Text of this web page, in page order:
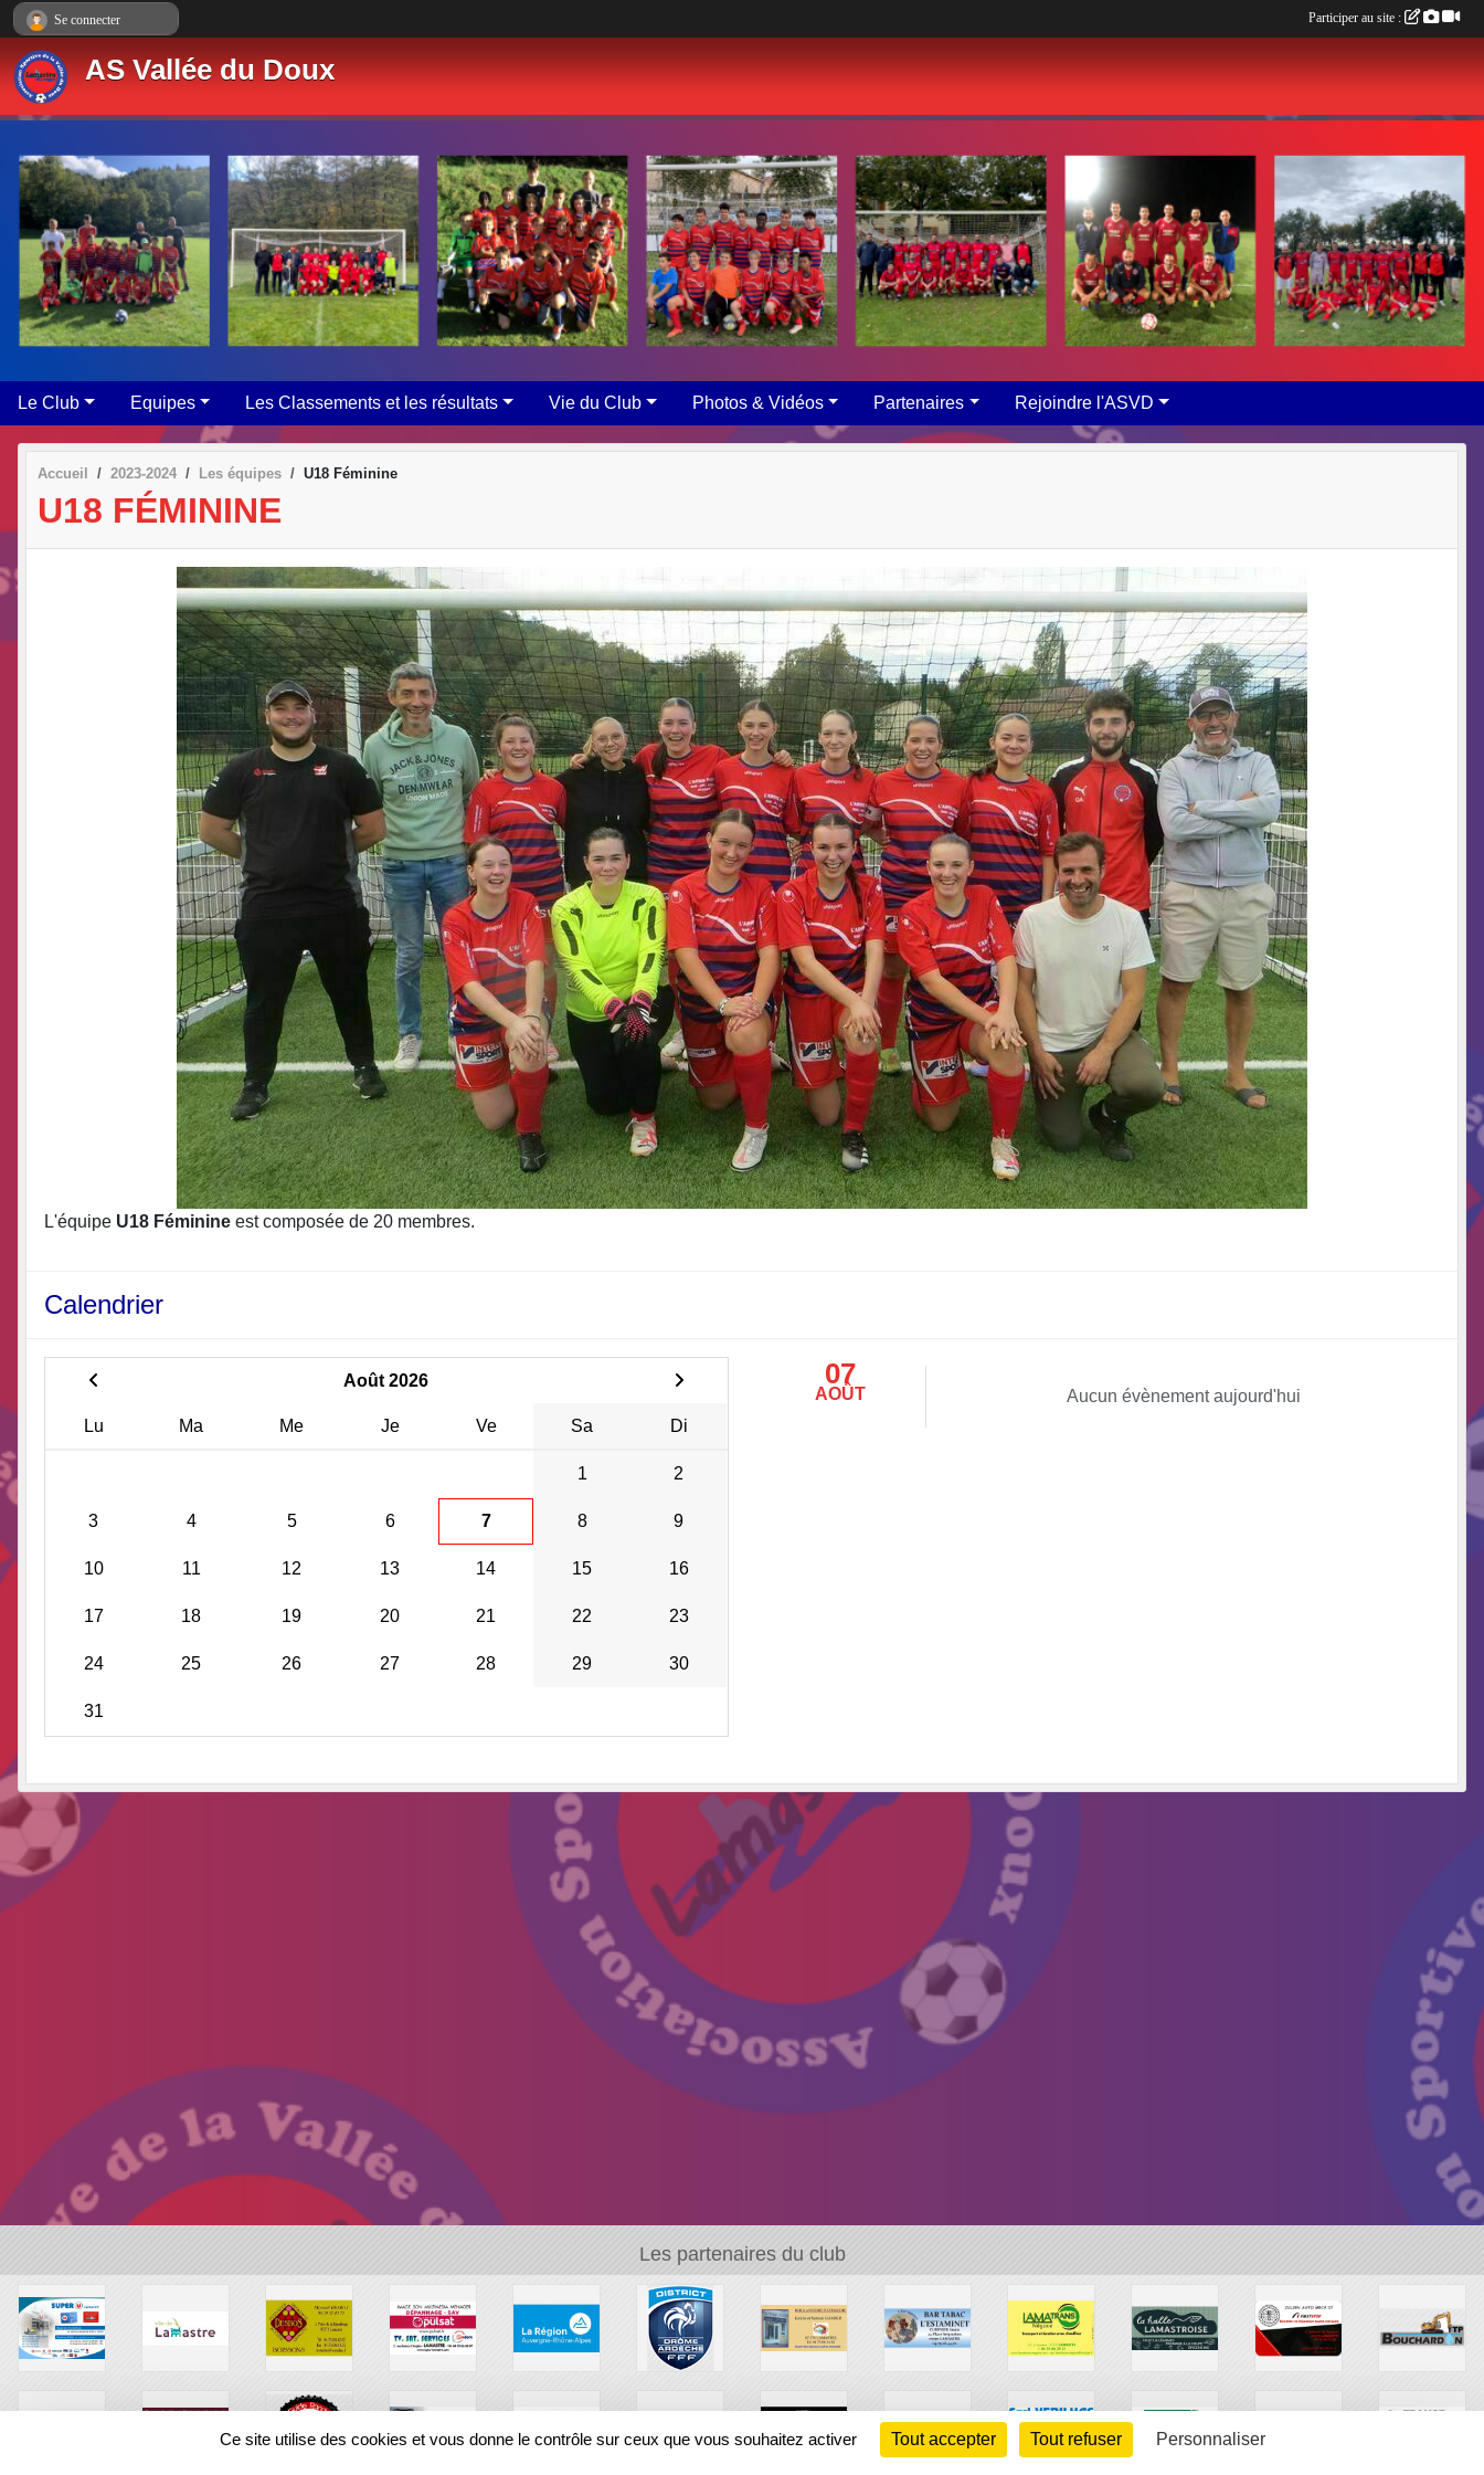
AS Vallée du Doux
Le Club Equipes Les Classements et les résultats Vie du Club Photos & Vidéos Partenaires Rejoindre l'ASVD
Accueil 2023-2024 Les équipes U18 Féminine
U18 FÉMININE
L'équipe U18 Féminine est composée de 20 membres.
Calendrier
Août 2026
Lu Ma Me Je Ve Sa Di
1 2
3 4 5 6 7 8 9
10 11 12 13 14 15 16
17 18 19 20 21 22 23
24 25 26 27 28 29 30
31
07
AOÛT Aucun évènement aujourd'hui
Les partenaires du club
Se connecter Participer au site :
Panneau de gestion des cookies
Ce site utilise des cookies et vous donne le contrôle sur ceux que vous souhaitez activer Tout accepter Tout refuser Personnaliser